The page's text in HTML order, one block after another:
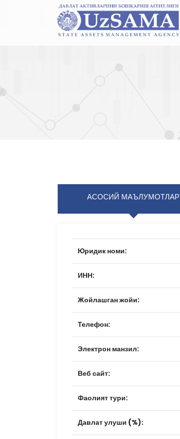
АСОСИЙ МАЪЛУМОТЛАР
Юридик номи:
ИНН:
Жойлашган жойи:
Телефон:
Электрон манзил:
Веб сайт:
Фаолият тури:
Давлат улуши (%):